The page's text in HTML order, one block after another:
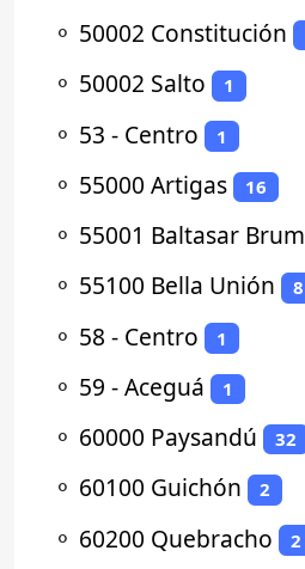
⚬ 50002 Constitución
⚬ 50002 Salto 1
⚬ 53 - Centro 1
⚬ 55000 Artigas 16
⚬ 55001 Baltasar Brum
⚬ 55100 Bella Unión 8
⚬ 58 - Centro 1
⚬ 59 - Aceguá 1
⚬ 60000 Paysandú 32
⚬ 60100 Guichón 2
⚬ 60200 Quebracho 2